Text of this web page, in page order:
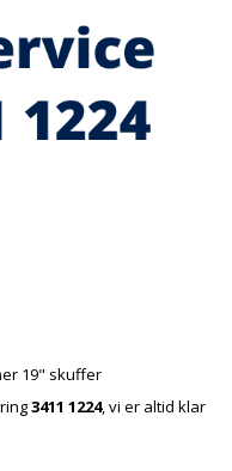
19" skuffer
3411 1224, vi er altid klar